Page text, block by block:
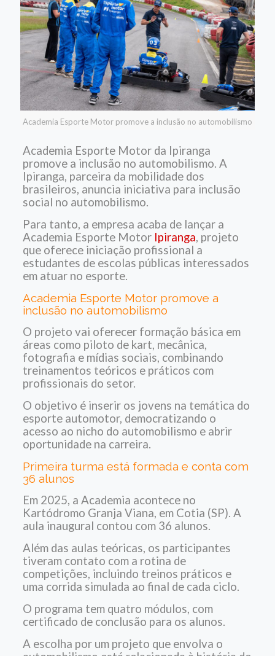
Academia Esporte Motor promove a inclusão no automobilismo
Academia Esporte Motor da Ipiranga
promove a inclusão no automobilismo. A
Ipiranga, parceira da mobilidade dos
brasileiros, anuncia iniciativa para inclusão
social no automobilismo.
Para tanto, a empresa acaba de lançar a
Academia Esporte Motor Ipiranga, projeto
que oferece iniciação profissional a
estudantes de escolas públicas interessados
em atuar no esporte.
Academia Esporte Motor promove a
inclusão no automobilismo
O projeto vai oferecer formação básica em
áreas como piloto de kart, mecânica,
fotografia e mídias sociais, combinando
treinamentos teóricos e práticos com
profissionais do setor.
O objetivo é inserir os jovens na temática do
esporte automotor, democratizando o
acesso ao nicho do automobilismo e abrir
oportunidade na carreira.
Primeira turma está formada e conta com
36 alunos
Em 2025, a Academia acontece no
Kartódromo Granja Viana, em Cotia (SP). A
aula inaugural contou com 36 alunos.
Além das aulas teóricas, os participantes
tiveram contato com a rotina de
competições, incluindo treinos práticos e
uma corrida simulada ao final de cada ciclo.
O programa tem quatro módulos, com
certificado de conclusão para os alunos.
A escolha por um projeto que envolva o